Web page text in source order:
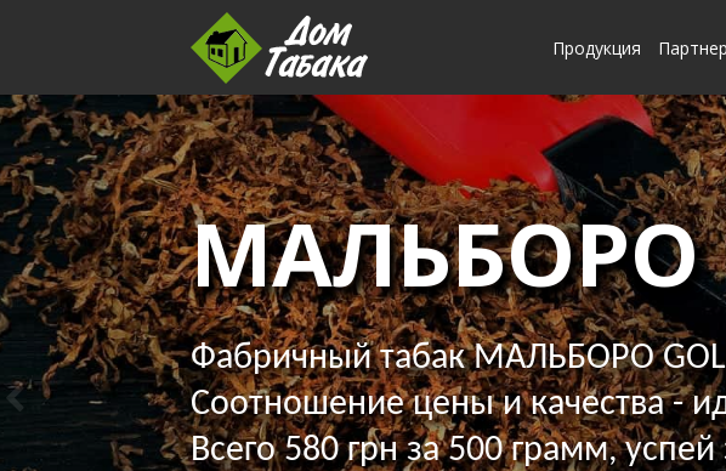
Продукция
МАЛЬБОРО
Фабричный табак МАЛЬБОРО
Соотношение цены и качества -
Всего 580 грн за 500 грамм,